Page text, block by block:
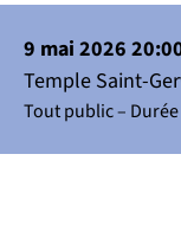
9 mai 2026
Temple Saint-
Tout public